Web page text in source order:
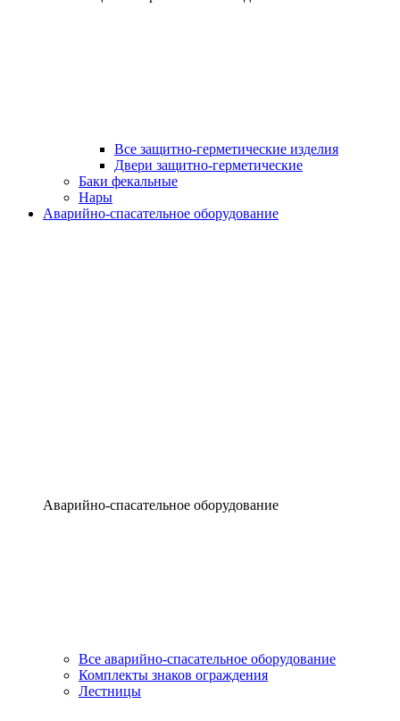
Все защитно-герметические изделия
Двери защитно-герметические
Баки фекальные
Нары
Аварийно-спасательное оборудование
Аварийно-спасательное оборудование
Все аварийно-спасательное оборудование
Комплекты знаков ограждения
Лестницы